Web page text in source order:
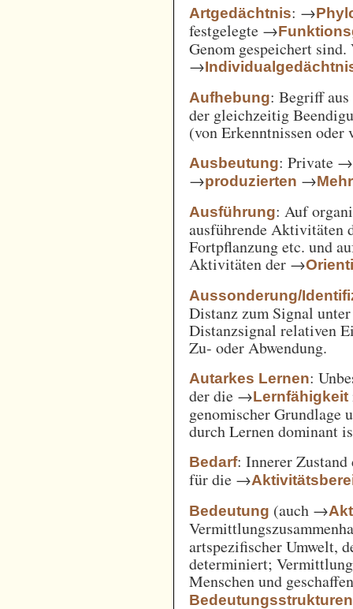
Artgedächtnis: →
festgelegte →
Genom gespeichert sind.
→
Aufhebung: Begriff
der gleichzeitig
(von Erkenntnissen
Ausbeutung: Private →
→produzierten →
Ausführung: Auf
ausführende Aktivitäten
Fortpflanzung etc. und
Aktivitäten der →
Aussonderung/
Distanz zum Signal
Distanzsignal relativen
Zu- oder Abwendung.
Autarkes Lernen:
der die →Lernfähigkeit
genomischer Grundlage
durch Lernen dominant
Bedarf: Innerer
für die →
Bedeutung (auch →
artspezifischer Umwelt,
determiniert;
Menschen und
Bedeutungsstrukturen